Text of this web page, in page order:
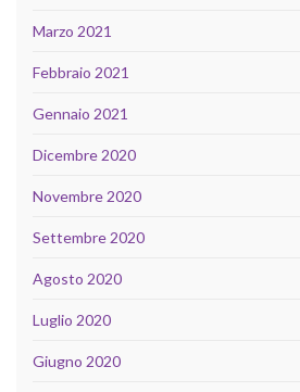
Marzo 2021
Febbraio 2021
Gennaio 2021
Dicembre 2020
Novembre 2020
Settembre 2020
Agosto 2020
Luglio 2020
Giugno 2020